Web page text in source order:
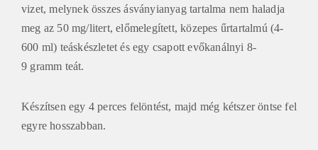
vizet, melynek összes ásványianyag tartalma nem haladja
meg az 50 mg/litert, előmelegített, közepes űrtartalmú (4-
600 ml) teáskészletet és egy csapott evőkanálnyi 8-
9 gramm teát.
Készítsen egy 4 perces felöntést, majd még kétszer öntse fel
egyre hosszabban.